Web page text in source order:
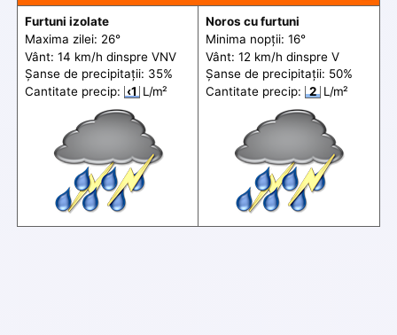
Furtuni izolate
Maxima zilei: 26°
Vânt: 14 km/h dinspre VNV
Șanse de precipitații: 35%
Cantitate precip: ‹1 L/m²
Noros cu furtuni
Minima nopții: 16°
Vânt: 12 km/h dinspre V
Șanse de precipitații: 50%
Cantitate precip:
2 L/m²